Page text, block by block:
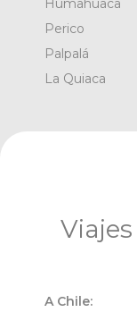
Perico
Palpalá
La Quiaca
Viajes
A Chile: